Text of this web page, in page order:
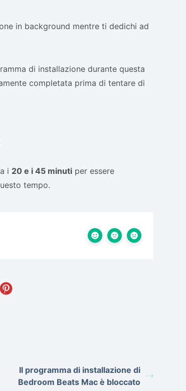
in background mentre ti dedichi ad
di installazione durante questa
completata prima di tentare di
i 20 e i 45 minutiper essere
tempo.
Il programma di installazione di
Bedroom Beats Mac è bloccato